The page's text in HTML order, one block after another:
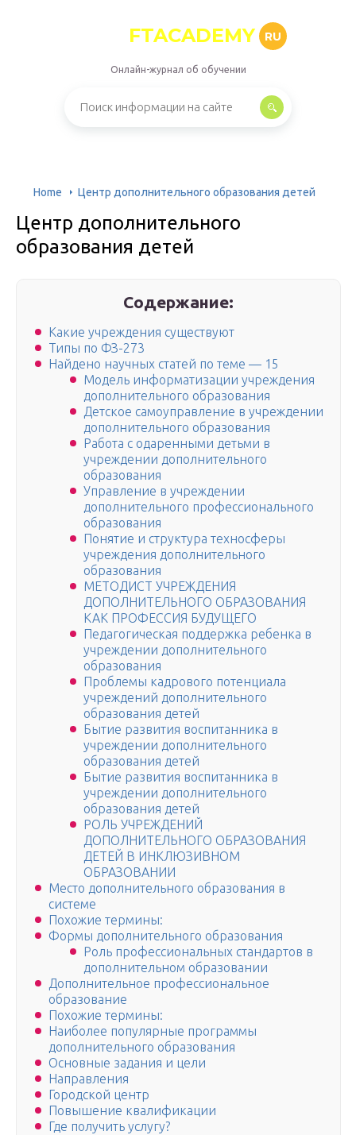
FTACADEMY RU
Онлайн-журнал об обучении
Home Центр дополнительного образования детей
Центр дополнительного
образования детей
Содержание:
Какие учреждения существуют
Типы по ФЗ-273
Найдено научных статей по теме — 15
Модель информатизации учреждения
дополнительного образования
Детское самоуправление в учреждении
дополнительного образования
Работа с одаренными детьми в
учреждении дополнительного
образования
Управление в учреждении
дополнительного профессионального
образования
Понятие и структура техносферы
учреждения дополнительного
образования
МЕТОДИСТ УЧРЕЖДЕНИЯ
ДОПОЛНИТЕЛЬНОГО ОБРАЗОВАНИЯ
КАК ПРОФЕССИЯ БУДУЩЕГО
Педагогическая поддержка ребенка в
учреждении дополнительного
образования
Проблемы кадрового потенциала
учреждений дополнительного
образования детей
Бытие развития воспитанника в
учреждении дополнительного
образования детей
Бытие развития воспитанника в
учреждении дополнительного
образования детей
РОЛЬ УЧРЕЖДЕНИЙ
ДОПОЛНИТЕЛЬНОГО ОБРАЗОВАНИЯ
ДЕТЕЙ В ИНКЛЮЗИВНОМ
ОБРАЗОВАНИИ
Место дополнительного образования в
системе
Похожие термины:
Формы дополнительного образования
Роль профессиональных стандартов в
дополнительном образовании
Дополнительное профессиональное
образование
Похожие термины:
Наиболее популярные программы
дополнительного образования
Основные задания и цели
Направления
Городской центр
Повышение квалификации
Где получить услугу?